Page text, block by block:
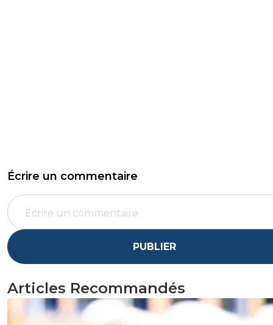
Écrire un commentaire
PUBLIER
Articles Recommandés